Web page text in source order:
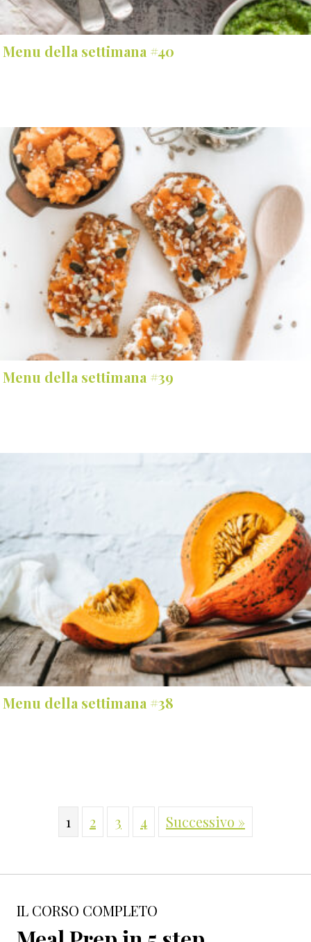
Menu della settimana #40
Menu della settimana #39
Menu della settimana #38
1 2 3 4 Successivo »
IL CORSO COMPLETO